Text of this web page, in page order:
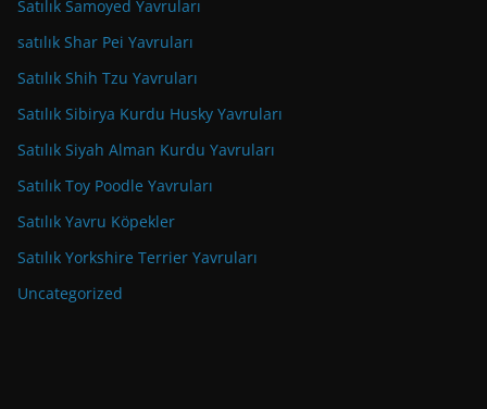
Satılık Samoyed Yavruları
satılık Shar Pei Yavruları
Satılık Shih Tzu Yavruları
Satılık Sibirya Kurdu Husky Yavruları
Satılık Siyah Alman Kurdu Yavruları
Satılık Toy Poodle Yavruları
Satılık Yavru Köpekler
Satılık Yorkshire Terrier Yavruları
Uncategorized